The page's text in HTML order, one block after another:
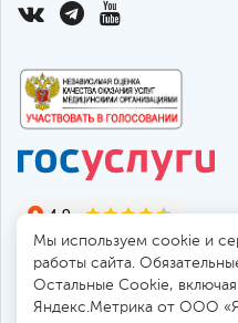
Мы используем cookie и
работы сайта.
Остальные Сookie, включая
Яндекс.Метрика от ООО